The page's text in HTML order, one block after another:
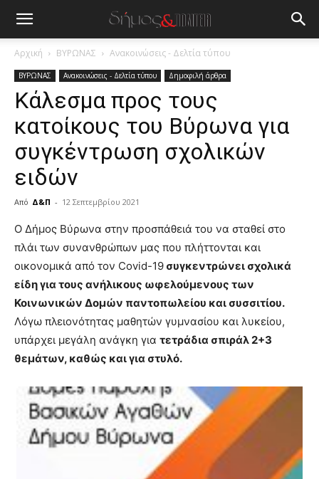
Αρχική ΒΥΡΩΝΑΣ Ανακοινώσεις - Δελτία τύπου
ΒΥΡΩΝΑΣ Ανακοινώσεις - Δελτία τύπου Δημοφιλή άρθρα
Κάλεσμα προς τους
κατοίκους του Βύρωνα για
συγκέντρωση σχολικών
ειδών
Από Δ&Π - 12 Σεπτεμβρίου 2021
blonde
lesbians
hot
cam
show.desi
xxx
lyons
teaches
the
meaning
pain.
pornhun
Ο Δήμος Βύρωνα στην προσπάθειά του να σταθεί στο
πλάι των συνανθρώπων μας που πλήττονται και
οικονομικά από τον Covid-19 συγκεντρώνει σχολικά
είδη για τους ανήλικους ωφελούμενους των
Κοινωνικών Δομών παντοπωλείου και συσσιτίου.
Λόγω πλειονότητας μαθητών γυμνασίου και λυκείου,
υπάρχει μεγάλη ανάγκη για τετράδια σπιράλ 2+3
θεμάτων, καθώς και για στυλό.